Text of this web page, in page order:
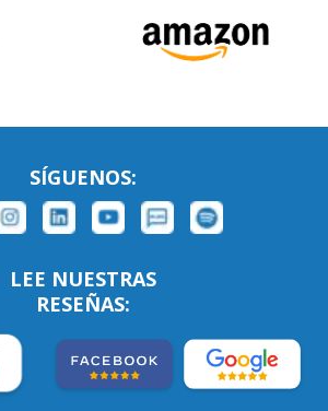
SÍGUENOS:
LEE NUESTRAS
RESEÑAS: